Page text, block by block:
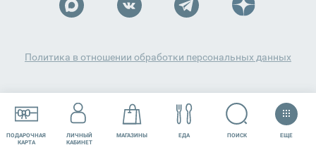
ПОДАРОЧНАЯ
КАРТА
ЛИЧНЫЙ
КАБИНЕТ
МАГАЗИНЫ ЕДА РАЗВЛЕЧЕНИЯ СЕРВИСЫ
ПОИСК ЕЩЕ
Политика в отношении обработки персональных данных